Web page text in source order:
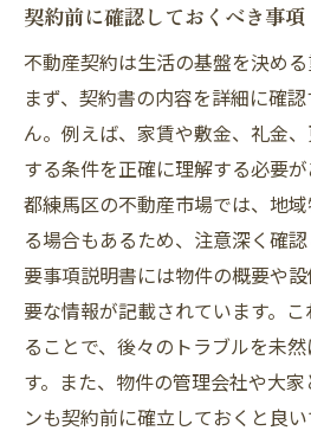
設備不具合時の対応プロ
定期的な管理状態のチ
地域特有の風習や習慣
練馬区で快適な住居を見つ
理
物件選びに役立つチェ
住みたい街を決めるた
物件訪問時の注意ポイ
不動産契約の流れと注
住環境の下見で確認す
賢い住まい探しのため
契約前に確認しておくべき事項
不動産契約は生活の基盤を決める
まず、契約書の内容を詳細に確
ん。例えば、家賃や敷金、礼金
する条件を正確に理解する必要
都練馬区の不動産市場では、地
る場合もあるため、注意深く確
要事項説明書には物件の概要や
要な情報が記載されています。
ることで、後々のトラブルを未
す。また、物件の管理会社や大
ンも契約前に確立しておくと良